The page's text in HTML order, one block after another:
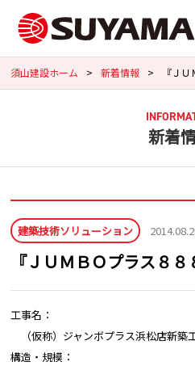
須山建設ホーム > 新着情報 > 『Ｊ
新着
建築技術ソリューション
『ＪＵＭＢＯプラス８８
工事名：
（仮称）ジャンボプラス浜松店新築
構造・規模：